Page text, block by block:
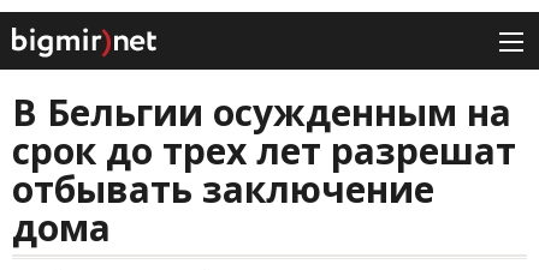
В Бельгии осужденным на
срок до трех лет разрешат
отбывать заключение
дома